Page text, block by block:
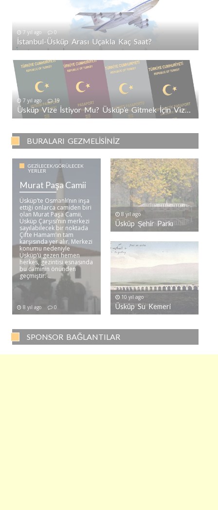
7 yıl ago 0
İstanbul-Üsküp Arası Uçakla Kaç Saat?
7 yıl ago 19
Üsküp Vize İstiyor Mu? Üsküp’e Gitmek İçin Vize Gerekli Mi?
BURALARI GEZMELISINIZ
GEZILECEK/GÖRÜLECEK
YERLER
Murat Paşa Camii
Üsküp’te Osmanlı’nın inşa
ettiği onlarca camiden biri
olan Murat Paşa Camii,
Üsküp Çarşısı’nın merkezi
sayılabilecek bir noktada
Çifte Hamam’ın tam
karşısında yer alır. Merkezi
konumu nedeniyle
Üsküp’ü gezen hemen
herkes, gezintisi esnasında
bu caminin önünden
geçmiştir. ..
8 yıl ago 0
8 yıl ago
Üsküp Şehir Parkı
10 yıl ago
Üsküp Su Kemeri
SPONSOR BAĞLANTILAR